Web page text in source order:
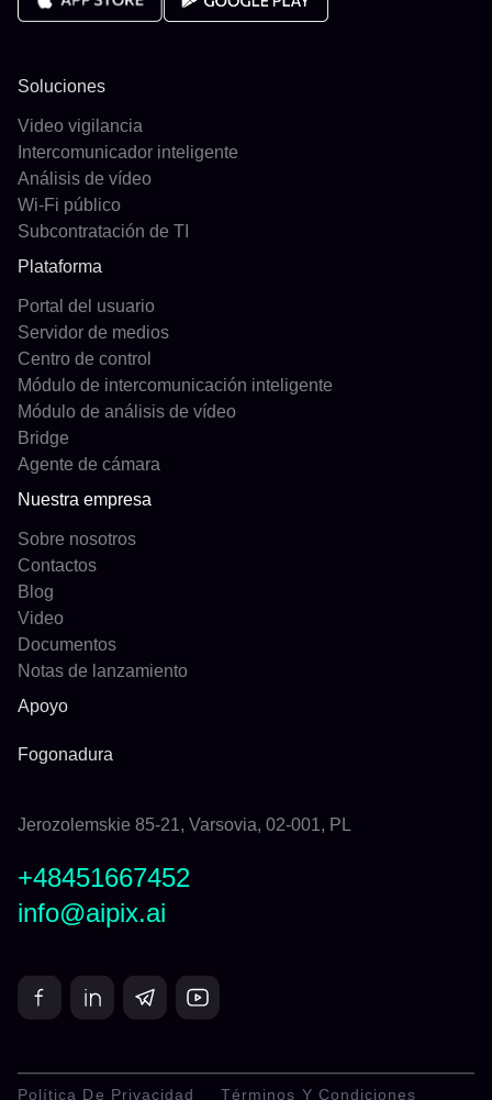
Soluciones
Video vigilancia
Intercomunicador inteligente
Análisis de vídeo
Wi-Fi público
Subcontratación de TI
Plataforma
Portal del usuario
Servidor de medios
Centro de control
Módulo de intercomunicación inteligente
Módulo de análisis de vídeo
Bridge
Agente de cámara
Nuestra empresa
Sobre nosotros
Contactos
Blog
Video
Documentos
Notas de lanzamiento
Apoyo
Fogonadura
Jerozolemskie 85-21, Varsovia, 02-001, PL
+48451667452
info@aipix.ai
Política De Privacidad Términos Y Condiciones